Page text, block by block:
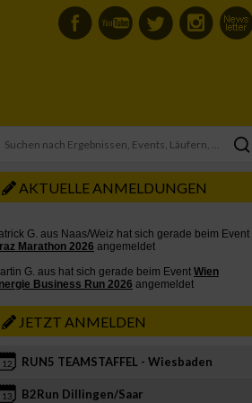
AKTUELLE ANMELDUNGEN
JETZT ANMELDEN
12 RUN5 TEAMSTAFFEL - Wiesbaden
13 B2Run Dillingen/Saar